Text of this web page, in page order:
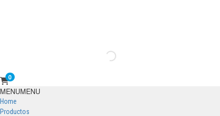
0
Primary
Menu
MENUMENU
Home
Productos